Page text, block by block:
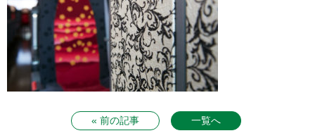
« 前の記事 一覧へ